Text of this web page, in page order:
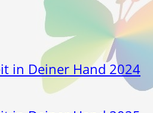
in Deiner Hand 2024